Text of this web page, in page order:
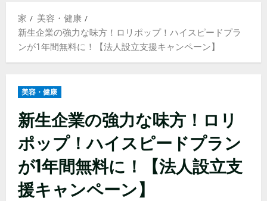
マ
リ
メ
ー
家
美容・健康
新生企業の強力な味方！ロリポップ！ハイスピードプラ
ンが1年間無料に！【法人設立支援キャンペーン】
美容・健康
新生企業の強力な味方！ロリ
ポップ！ハイスピードプラン
が1年間無料に！【法人設立支
援キャンペーン】